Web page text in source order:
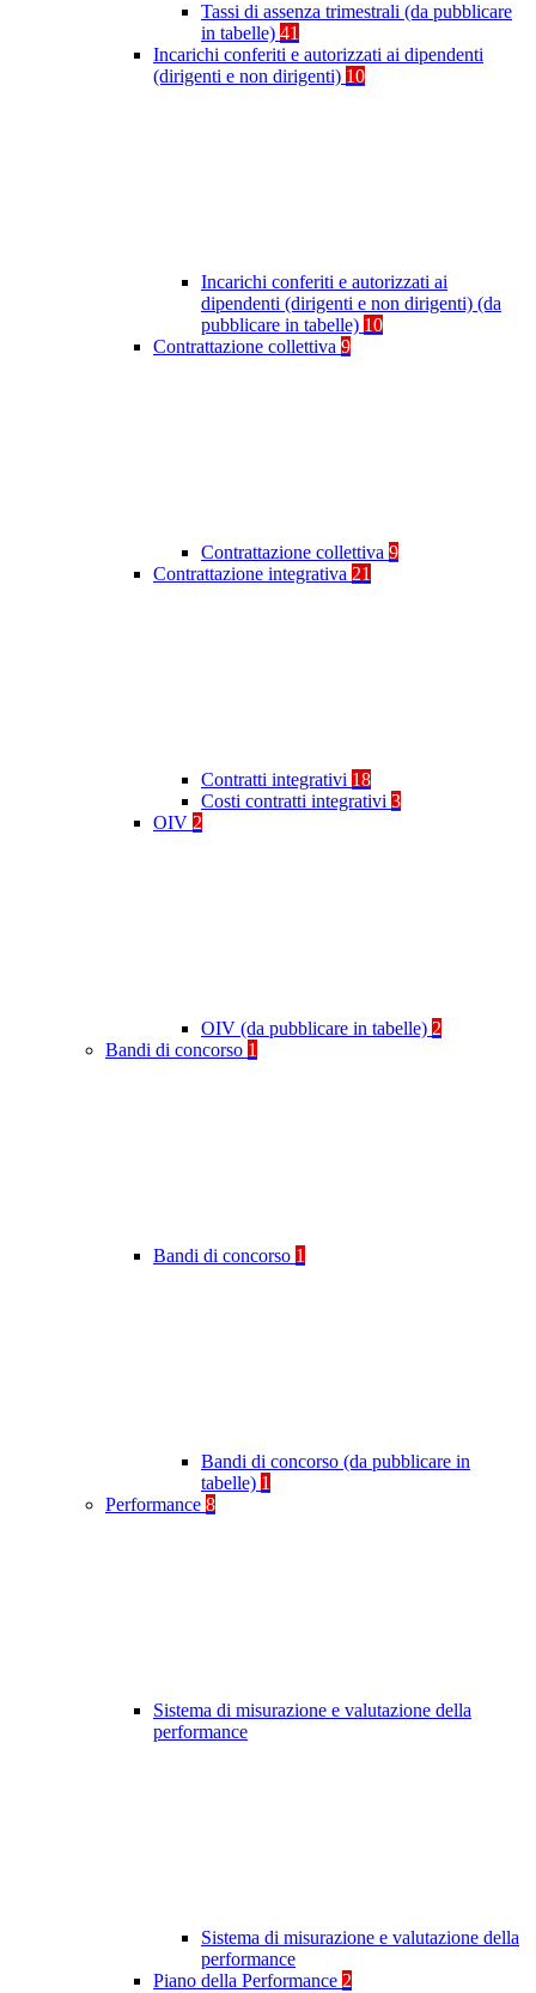
Tassi di assenza trimestrali (da pubblicare
in tabelle) 41
Incarichi conferiti e autorizzati ai dipendenti
(dirigenti e non dirigenti) 10
Incarichi conferiti e autorizzati ai
dipendenti (dirigenti e non dirigenti) (da
pubblicare in tabelle) 10
Contrattazione collettiva 9
Contrattazione collettiva 9
Contrattazione integrativa 21
Contratti integrativi 18
Costi contratti integrativi 3
OIV 2
OIV (da pubblicare in tabelle) 2
Bandi di concorso 1
Bandi di concorso 1
Bandi di concorso (da pubblicare in
tabelle) 1
Performance 8
Sistema di misurazione e valutazione della
performance
Sistema di misurazione e valutazione della
performance
Piano della Performance 2